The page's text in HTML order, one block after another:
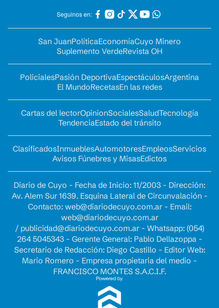
Seguinos en:
San JuanPolíticaEconomíaCuyo Minero
Suplemento VerdeRevista OH
PolicialesPasión DeportivaEspectáculosArgentina
El MundoRecetasEn las redes
Cartas del lectorOpinionSocialesSaludTecnología
TendenciaEstado del tránsito
ClasificadosInmueblesAutomotoresEmpleosServicios
Avisos Fúnebres y MisasEdictos
Diario de Cuyo - Fecha de Inicio: 11/2003 - Dirección:
Av. Alem Sur 1639. Esquina Lateral de Circunvalación -
Contacto: web@diariodecuyo.com.ar- Email:
web@diariodecuyo.com.ar
/ publicidad@diariodecuyo.com.ar- Whatsapp: (054)
264 5045343 - Gerente General: Pablo Dellazoppa -
Secretario de Redacción: Diego Castillo - Editor Web:
Mario Romero - Empresa propietaria del medio -
FRANCISCO MONTES S.A.C.I.F.